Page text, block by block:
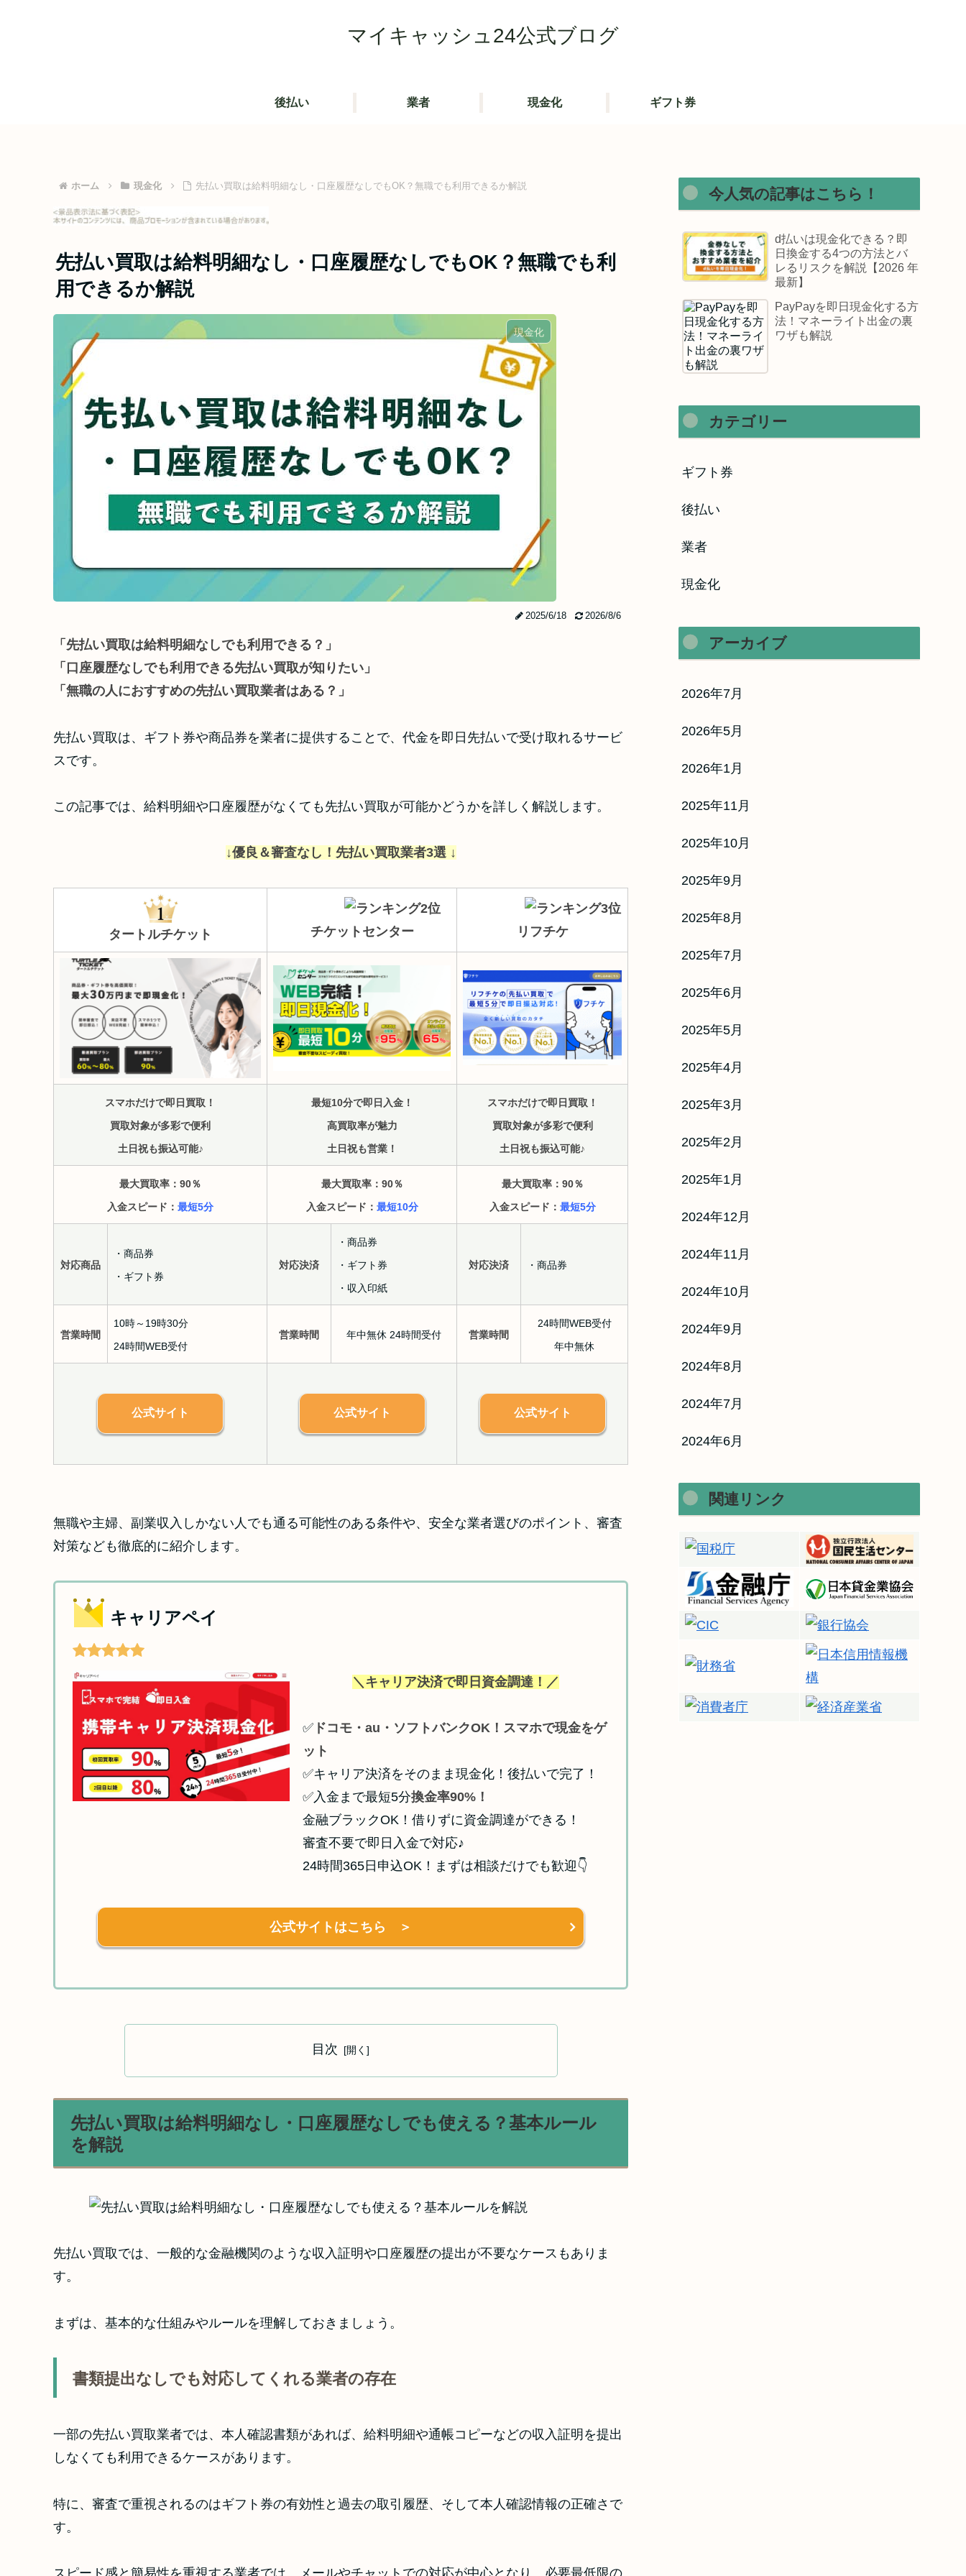
マイキャッシュ24公式ブログ
後払い 業者 現金化 ギフト券
ホーム 現金化 先払い買取は給料明細なし・口座履歴なしでもOK？無職でも利用できるか解説
先払い買取は給料明細なし・口座履歴なしでもOK？無職でも利
用できるか解説
現金化
2025/6/18 2026/8/6
「先払い買取は給料明細なしでも利用できる？」
「口座履歴なしでも利用できる先払い買取が知りたい」
「無職の人におすすめの先払い買取業者はある？」
先払い買取は、ギフト券や商品券を業者に提供することで、代金を即日先払いで受け取れるサービ
スです。
この記事では、給料明細や口座履歴がなくても先払い買取が可能かどうかを詳しく解説します。
↓優良＆審査なし！先払い買取業者3選 ↓
タートルチケット チケットセンター リフチケ
スマホだけで即日買取！
買取対象が多彩で便利
土日祝も振込可能♪
最短10分で即日入金！
高買取率が魅力
土日祝も営業！
スマホだけで即日買取！
買取対象が多彩で便利
土日祝も振込可能♪
最大買取率：90％
入金スピード： 最短5分
最大買取率：90％
入金スピード： 最短10分
最大買取率：90％
入金スピード： 最短5分
対応商品
・商品券
・ギフト券
対応決済
・商品券
・ギフト券
・収入印紙
対応決済 ・商品券
営業時間
10時～19時30分
24時間WEB受付
営業時間 年中無休 24時間受付 営業時間
24時間WEB受付
年中無休
公式サイト 公式サイト 公式サイト
無職や主婦、副業収入しかない人でも通る可能性のある条件や、安全な業者選びのポイント、審査
対策なども徹底的に紹介します。
キャリアペイ
＼キャリア決済で即日資金調達！／
✅ドコモ・au・ソフトバンクOK！スマホで現金をゲ
ット
✅キャリア決済をそのまま現金化！後払いで完了！
✅入金まで最短5分換金率90%！
金融ブラックOK！借りずに資金調達ができる！
審査不要で即日入金で対応♪
24時間365日申込OK！まずは相談だけでも歓迎👇
公式サイトはこちら ＞
目次
先払い買取は給料明細なし・口座履歴なしでも使える？基本ルール
を解説
先払い買取では、一般的な金融機関のような収入証明や口座履歴の提出が不要なケースもありま
す。
まずは、基本的な仕組みやルールを理解しておきましょう。
書類提出なしでも対応してくれる業者の存在
一部の先払い買取業者では、本人確認書類があれば、給料明細や通帳コピーなどの収入証明を提出
しなくても利用できるケースがあります。
特に、審査で重視されるのはギフト券の有効性と過去の取引履歴、そして本人確認情報の正確さで
す。
今人気の記事はこちら！
d払いは現金化できる？即
日換金する4つの方法とバ
レるリスクを解説【2026 年
最新】
PayPayを即日現金化する方
法！マネーライト出金の裏
ワザも解説
カテゴリー
ギフト券
後払い
業者
現金化
アーカイブ
2026年7月
2026年5月
2026年1月
2025年11月
2025年10月
2025年9月
2025年8月
2025年7月
2025年6月
2025年5月
2025年4月
2025年3月
2025年2月
2025年1月
2024年12月
2024年11月
2024年10月
2024年9月
2024年8月
2024年7月
2024年6月
関連リンク